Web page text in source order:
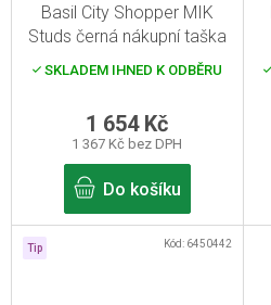
Basil City Shopper MIK
Studs černá nákupní taška
14-16l
SKLADEM IHNED K ODBĚRU
1 367 Kč bez DPH
1 654 Kč
Do košíku
Tip Kód: 6450442